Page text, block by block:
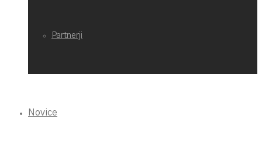
Partnerji
Novice